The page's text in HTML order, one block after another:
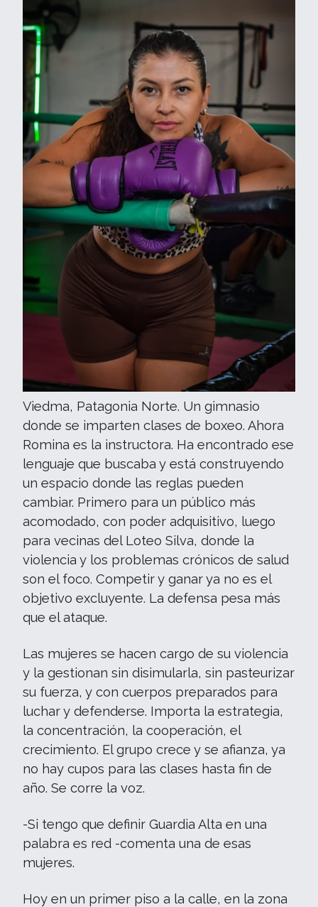
Viedma, Patagonia Norte. Un gimnasio
donde se imparten clases de boxeo. Ahora
Romina es la instructora. Ha encontrado ese
lenguaje que buscaba y está construyendo
un espacio donde las reglas pueden
cambiar. Primero para un público más
acomodado, con poder adquisitivo, luego
para vecinas del Loteo Silva, donde la
violencia y los problemas crónicos de salud
son el foco. Competir y ganar ya no es el
objetivo excluyente. La defensa pesa más
que el ataque.
Las mujeres se hacen cargo de su violencia
y la gestionan sin disimularla, sin pasteurizar
su fuerza, y con cuerpos preparados para
luchar y defenderse. Importa la estrategia,
la concentración, la cooperación, el
crecimiento. El grupo crece y se afianza, ya
no hay cupos para las clases hasta fin de
año. Se corre la voz.
-Si tengo que definir Guardia Alta en una
palabra es red -comenta una de esas
mujeres.
Hoy en un primer piso a la calle, en la zona